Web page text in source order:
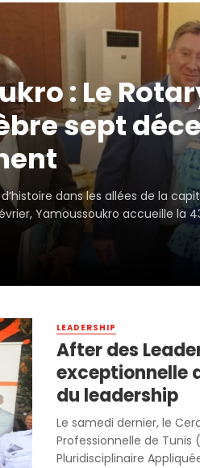
: Le
sept
dans les allées de la
Yamoussoukro accueille la
LEADERSHIP
After des
exceptionnelle
du leadership
Le samedi dernier, le
Professionnelle de Tunis
Pluridisciplinaire